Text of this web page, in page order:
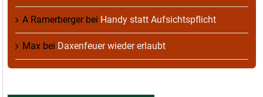
A Ramerbergerbei Handy statt Aufsichtspflicht
Max bei Daxenfeuer wieder erlaubt